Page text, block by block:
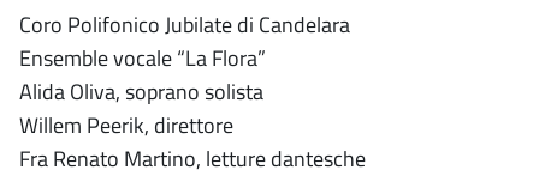
Coro Polifonico Jubilate di Candelara
Ensemble vocale “La Flora”
Alida Oliva, soprano solista
Willem Peerik, direttore
Fra Renato Martino, letture dantesche